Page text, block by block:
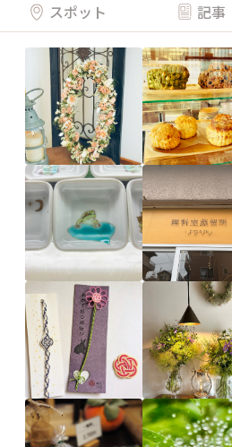
スポット 記事